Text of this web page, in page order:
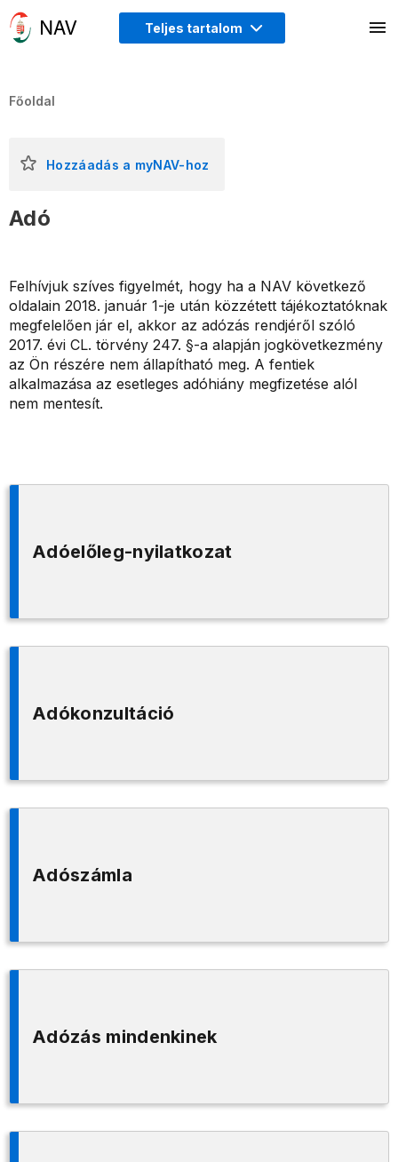
Teljes tartalom
Főoldal
Adó
Hozzáadás a myNAV-hoz
Felhívjuk szíves figyelmét, hogy ha a NAV következő
oldalain 2018. január 1-je után közzétett tájékoztatóknak
megfelelően jár el, akkor az adózás rendjéről szóló
2017. évi CL. törvény 247. §-a alapján jogkövetkezmény
az Ön részére nem állapítható meg. A fentiek
alkalmazása az esetleges adóhiány megfizetése alól
nem mentesít.
Adóelőleg-nyilatkozat
Adókonzultáció
Adószámla
Adózás mindenkinek